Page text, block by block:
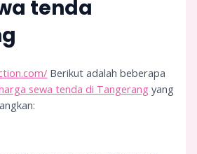
tenda
Berikut adalah beberapa
sewa tenda di Tangerang yang